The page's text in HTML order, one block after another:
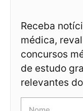
Receba
médica,
concursos
de estudo
relevantes